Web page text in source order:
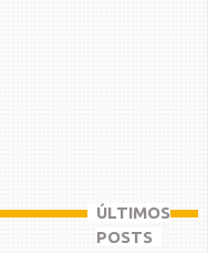
ÚLTIMOS
POSTS